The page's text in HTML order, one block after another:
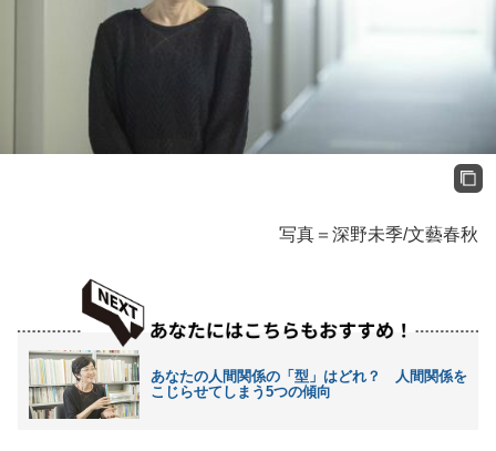
写真＝深野未季/文藝春秋
あなたの人間関係の「型」はどれ？ 人間関係を
こじらせてしまう5つの傾向